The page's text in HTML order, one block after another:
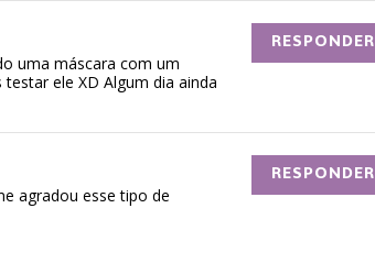
uma máscara com um
testar ele XD Algum dia ainda
RESPONDER
agradou esse tipo de
RESPONDER